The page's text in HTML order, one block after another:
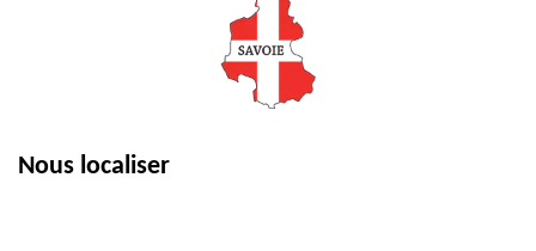
Nous localiser